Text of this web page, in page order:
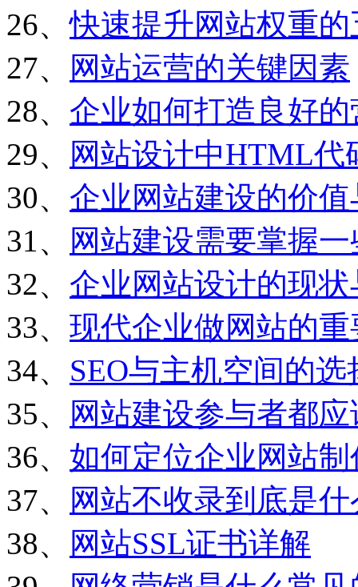
26、快速提升网站权重
27、
网站运营的关键因素
28、 企业如何打造良好
29、
网站设计中HTML代
30、 企业网站建设的价
31、
网站建设需要掌握
32、 企业网站设计的现
33、 现代企业做网站的重
34、 SEO与主机空间的选
35、
网站建设参与者都
36、 如何定位企业网站
37、
网站不收录到底是
38、
网站SSL证书详解